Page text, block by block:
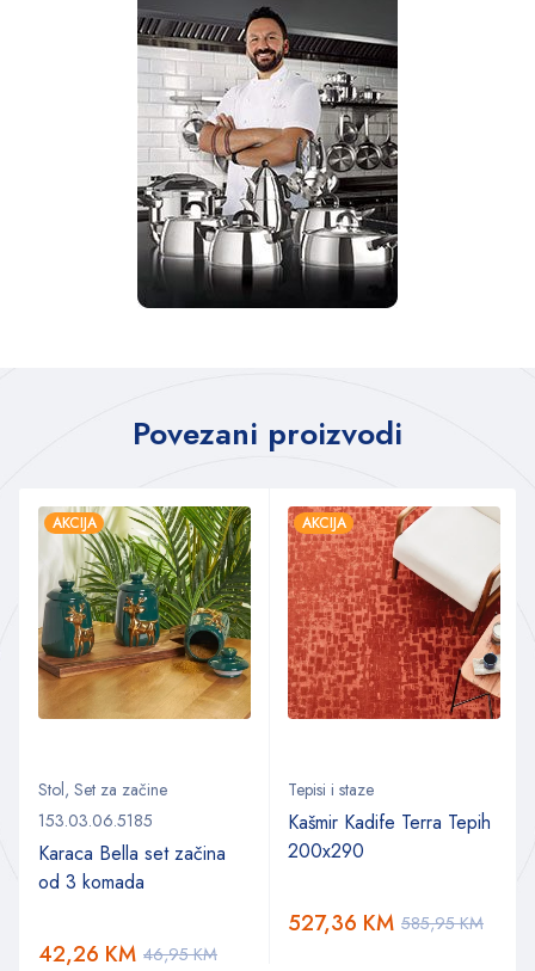
Povezani proizvodi
AKCIJA
Stol, Set za začine
153.03.06.5185
Karaca Bella set začina
od 3 komada
46,95KM
42,26 KM
AKCIJA
Tepisi i staze
Kašmir Kadife Terra Tepih
200x290
585,95KM
527,36 KM